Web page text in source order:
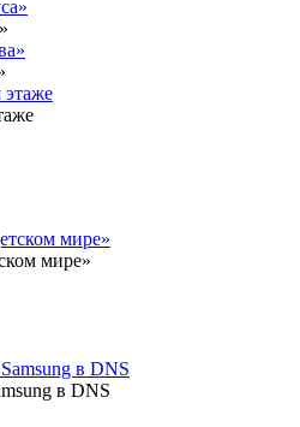
мире»
в DNS